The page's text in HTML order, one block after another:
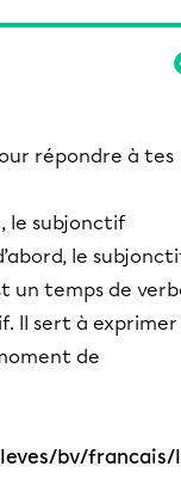
répondre à tes
le subjonctif
​le
un temps de
Il sert à exprimer
de
bv/francais/